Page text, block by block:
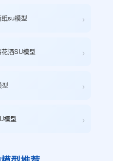
su模型 ›
洒SU模型 ›
›
模型 ›